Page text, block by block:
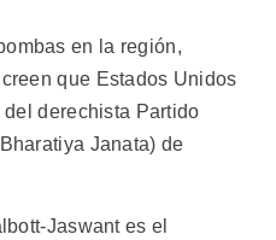
en la región,
que Estados Unidos
derechista Partido
Janata) de
Jaswant es el